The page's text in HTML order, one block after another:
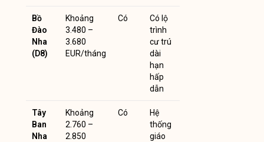
Bồ
Đào
Nha
(D8)
Khoảng
3.480 –
3.680
EUR/tháng
Có
Có lộ
trình
cư trú
dài
hạn
hấp
dẫn
Tây
Ban
Nha
Khoảng
2.760 –
2.850
Có
Hệ
thống
giáo